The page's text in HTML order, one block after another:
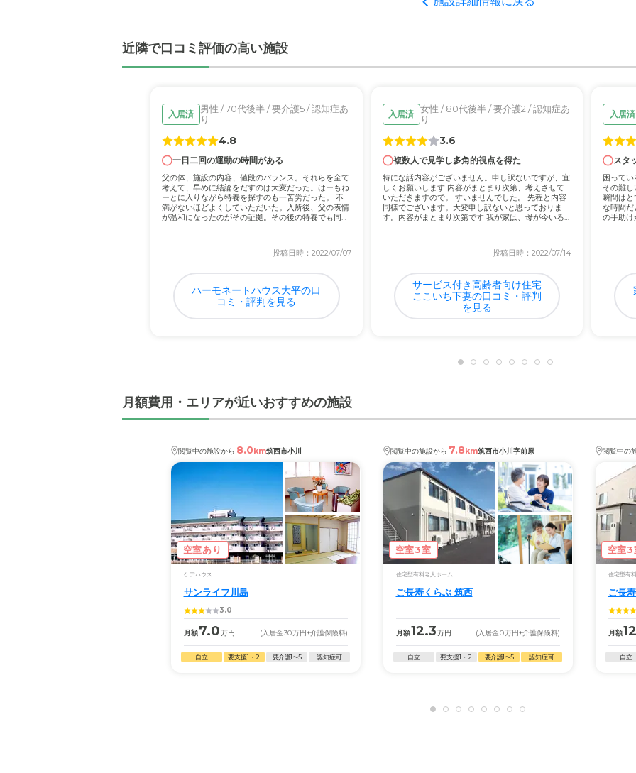
外観・内装・居室・設備について
介護医療サービスについて
何かあった際にも、目配りが行き届いているので安心しているため。対応が早いので安心
近隣環境や交通アクセスについて
車での移動が主なので、 駐車場も沢山あり問題なく通える感じでストレスがなく行けている
料金費用について
近隣で口コミ評価の高い施設
入居済 男性 / 70代後半 / 要介護5 / 認知症あ
り
4.8
一日二回の運動の時間がある
父の体、施設の内容、値段のバランス。それらを全て
考えて、早めに結論をだすのは大変だった。はーもね
ーとに入りながら特養を探すのも一苦労だった。 不
満がないほどよくしていただいた。入所後、父の表情
が温和になったのがその証拠。その後の特養でも同様
投稿日時：2022/07/07
ハーモネートハウス大平の口
コミ・評判を見る
入居済
女性 / 80代後半 / 要介護2 / 認知症あ
り
3.6
複数人で見学し多角的視点を得た
特にな話内容がございません。申し訳ないですが、宜
しくお願いします 内容がまとまり次第、考えさせて
いただきますので。 すいませんでした。 先程と内容
同様でございます。大変申し訳ないと思っておりま
す。内容がまとまり次第です 我が家は、母が今いる
投稿日時：2022/07/14
サービス付き高齢者向け住宅
ここいち下妻の口コミ・評判
を見る
入居済
スタ
困ってい
その難
瞬間はと
な時間だ
の手助け
月額費用・エリアが近いおすすめの施設
閲覧中の施設から 8.0km筑西市小川
空室あり
ケアハウス
サンライフ川島
3.0
月額7.0万円 (入居金30万円+介護保険料)
自立 要支援1・2 要介護1〜5 認知症可
閲覧中の施設から 7.8km筑西市小川字前原
空室3室
住宅型有料老人ホーム
ご長寿くらぶ 筑西
月額12.3万円 (入居金0万円+介護保険料)
自立 要支援1・2 要介護1〜5 認知症可
閲覧中の
空室3
住宅型有
ご長
月額
自立